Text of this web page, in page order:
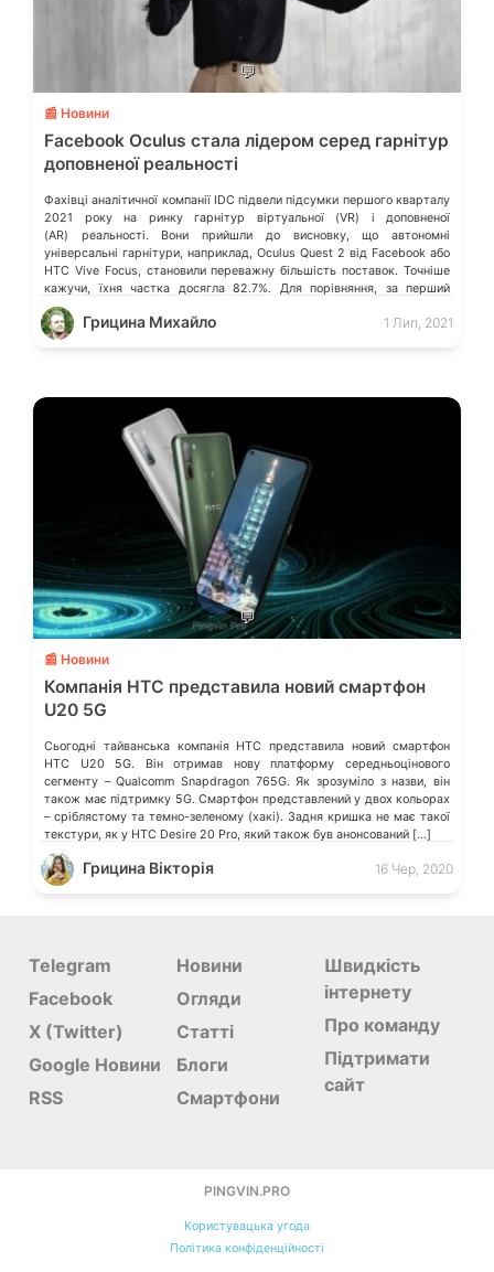
💬
📰 Новини
Facebook Oculus стала лідером серед гарнітур
доповненої реальності
Фахівці аналітичної компанії IDC підвели підсумки першого кварталу
2021 року на ринку гарнітур віртуальної (VR) і доповненої
(AR) реальності. Вони прийшли до висновку, що автономні
універсальні гарнітури, наприклад, Oculus Quest 2 від Facebook або
HTC Vive Focus, становили переважну більшість поставок. Точніше
кажучи, їхня частка досягла 82.7%. Для порівняння, за перший
квартал 2020 року ця частка становила […]
Грицина Михайло 1 Лип, 2021
💬
📰 Новини
Компанія HTC представила новий смартфон
U20 5G
Сьогодні тайванська компанія HTC представила новий смартфон
HTC U20 5G. Він отримав нову платформу середньоцінового
сегменту – Qualcomm Snapdragon 765G. Як зрозуміло з назви, він
також має підтримку 5G. Смартфон представлений у двох кольорах
– сріблястому та темно-зеленому (хакі). Задня кришка не має такої
текстури, як у HTC Desire 20 Pro, який також був анонсований […]
Грицина Вікторія 16 Чер, 2020
Telegram
Facebook
X (Twitter)
Google Новини
RSS
Новини
Огляди
Статті
Блоги
Смартфони
Швидкість
інтернету
Про команду
Підтримати
сайт
PINGVIN.PRO
Користувацька угода
Політика конфіденційності